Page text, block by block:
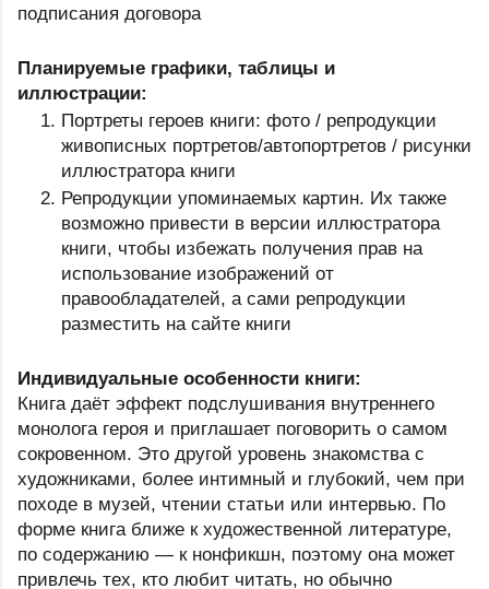
подписания договора
Планируемые графики, таблицы и
иллюстрации:
Портреты героев книги: фото / репродукции
живописных портретов/автопортретов / рисунки
иллюстратора книги
Репродукции упоминаемых картин. Их также
возможно привести в версии иллюстратора
книги, чтобы избежать получения прав на
использование изображений от
правообладателей, а сами репродукции
разместить на сайте книги
Индивидуальные особенности книги:
Книга даёт эффект подслушивания внутреннего
монолога героя и приглашает поговорить о самом
сокровенном. Это другой уровень знакомства с
художниками, более интимный и глубокий, чем при
походе в музей, чтении статьи или интервью. По
форме книга ближе к художественной литературе,
по содержанию — к нонфикшн, поэтому она может
привлечь тех, кто любит читать, но обычно